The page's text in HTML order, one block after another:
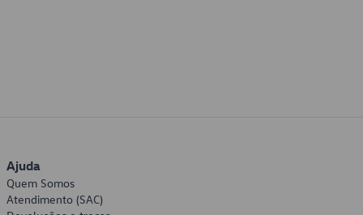
Ajuda
Quem Somos
Atendimento (SAC)